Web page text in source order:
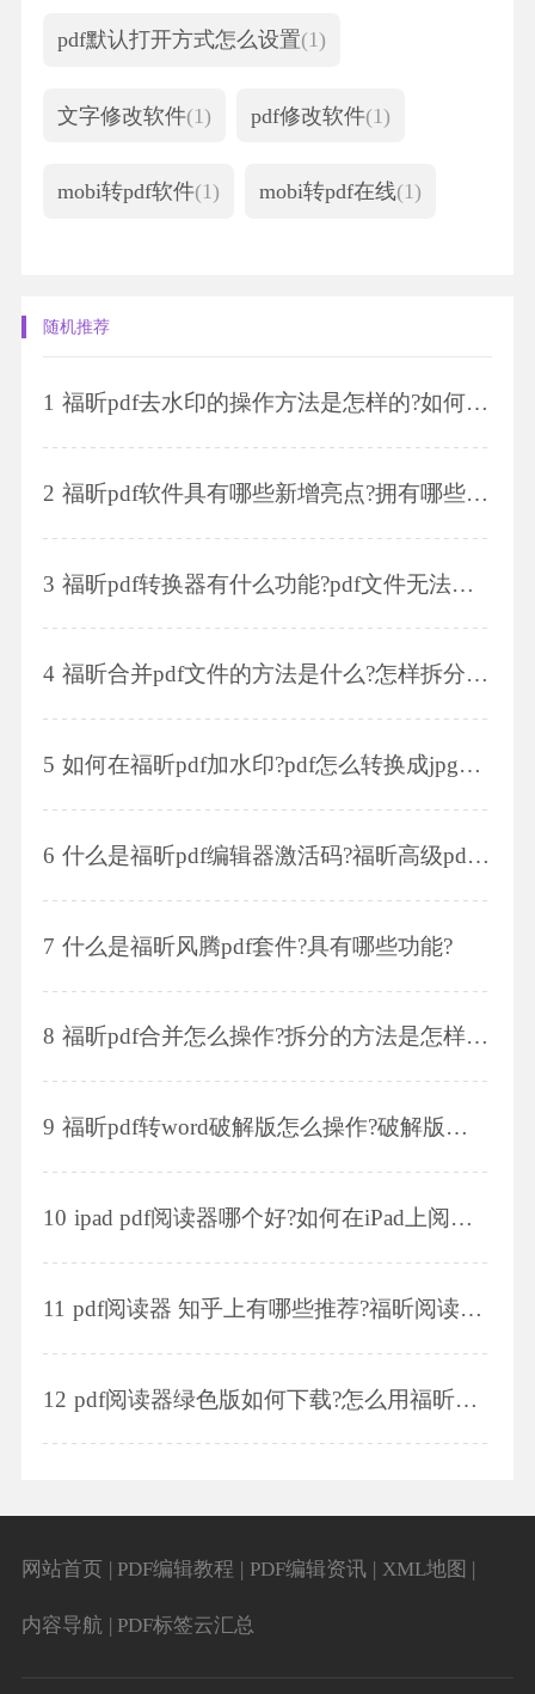
pdf默认打开方式怎么设置(1)
文字修改软件(1) pdf修改软件(1)
mobi转pdf软件(1) mobi转pdf在线(1)
随机推荐
1 福昕pdf去水印的操作方法是怎样的?如何进行加水印操作?
2 福昕pdf软件具有哪些新增亮点?拥有哪些功能?
3 福昕pdf转换器有什么功能?pdf文件无法打开怎么办?
4 福昕合并pdf文件的方法是什么?怎样拆分pdf文件?
5 如何在福昕pdf加水印?pdf怎么转换成jpg图片?
6 什么是福昕pdf编辑器激活码?福昕高级pdf激活码怎么激活?
7 什么是福昕风腾pdf套件?具有哪些功能?
8 福昕pdf合并怎么操作?拆分的方法是怎样的?
9 福昕pdf转word破解版怎么操作?破解版的特点有哪些?
10 ipad pdf阅读器哪个好?如何在iPad上阅读PDF文件?
11 pdf阅读器 知乎上有哪些推荐?福昕阅读器有什么功能特点?
12 pdf阅读器绿色版如何下载?怎么用福昕阅读器把pdf转成word?
网站首页 | PDF编辑教程 | PDF编辑资讯 | XML地图 |
内容导航 | PDF标签云汇总